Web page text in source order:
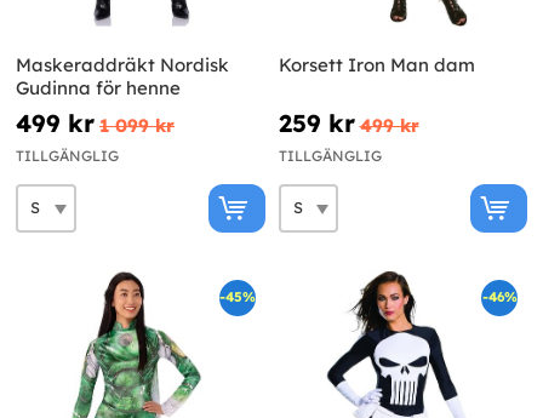
Maskeraddräkt Nordisk
Gudinna för henne
499 kr 1 099 kr
TILLGÄNGLIG
Korsett Iron Man dam
259 kr 499 kr
TILLGÄNGLIG
-45% -46%